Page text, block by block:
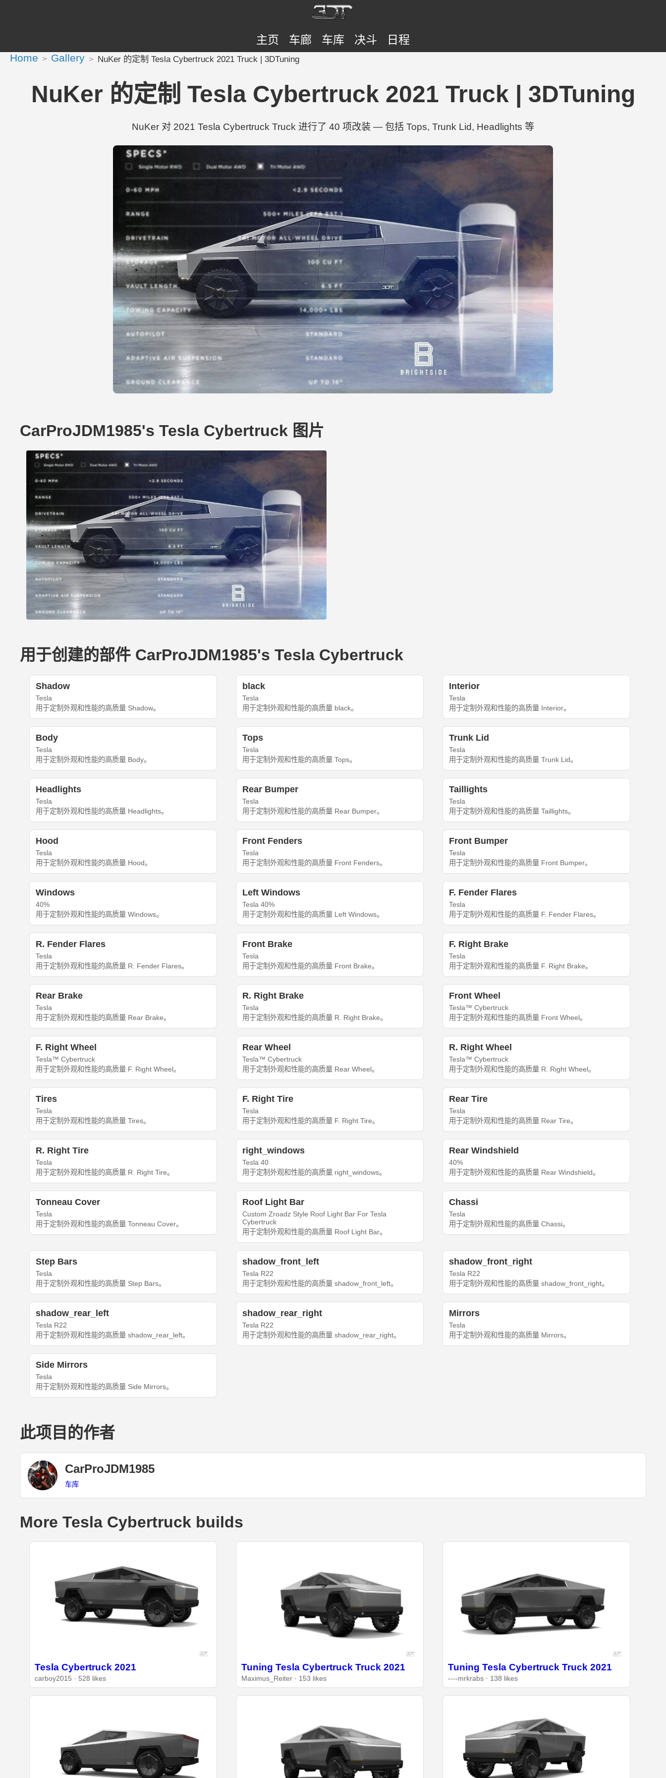
主页 车廊 车库 决斗 日程
Home Gallery NuKer 的定制 Tesla Cybertruck 2021 Truck | 3DTuning
NuKer 的定制 Tesla Cybertruck 2021 Truck | 3DTuning
NuKer 对 2021 Tesla Cybertruck Truck 进行了 40 项改装 — 包括 Tops, Trunk Lid, Headlights 等
CarProJDM1985's Tesla Cybertruck 图片
用于创建的部件 CarProJDM1985's Tesla Cybertruck
Shadow
Tesla
用于定制外观和性能的高质量 Shadow。
black
Tesla
用于定制外观和性能的高质量 black。
Interior
Tesla
用于定制外观和性能的高质量 Interior。
Body
Tesla
用于定制外观和性能的高质量 Body。
Tops
Tesla
用于定制外观和性能的高质量 Tops。
Trunk Lid
Tesla
用于定制外观和性能的高质量 Trunk Lid。
Headlights
Tesla
用于定制外观和性能的高质量 Headlights。
Rear Bumper
Tesla
用于定制外观和性能的高质量 Rear Bumper。
Taillights
Tesla
用于定制外观和性能的高质量 Taillights。
Hood
Tesla
用于定制外观和性能的高质量 Hood。
Front Fenders
Tesla
用于定制外观和性能的高质量 Front Fenders。
Front Bumper
Tesla
用于定制外观和性能的高质量 Front Bumper。
Windows
40%
用于定制外观和性能的高质量 Windows。
Left Windows
Tesla 40%
用于定制外观和性能的高质量 Left Windows。
F. Fender Flares
Tesla
用于定制外观和性能的高质量 F. Fender Flares。
R. Fender Flares
Tesla
用于定制外观和性能的高质量 R. Fender Flares。
Front Brake
Tesla
用于定制外观和性能的高质量 Front Brake。
F. Right Brake
Tesla
用于定制外观和性能的高质量 F. Right Brake。
Rear Brake
Tesla
用于定制外观和性能的高质量 Rear Brake。
R. Right Brake
Tesla
用于定制外观和性能的高质量 R. Right Brake。
Front Wheel
Tesla™ Cybertruck
用于定制外观和性能的高质量 Front Wheel。
F. Right Wheel
Tesla™ Cybertruck
用于定制外观和性能的高质量 F. Right Wheel。
Rear Wheel
Tesla™ Cybertruck
用于定制外观和性能的高质量 Rear Wheel。
R. Right Wheel
Tesla™ Cybertruck
用于定制外观和性能的高质量 R. Right Wheel。
Tires
Tesla
用于定制外观和性能的高质量 Tires。
F. Right Tire
Tesla
用于定制外观和性能的高质量 F. Right Tire。
Rear Tire
Tesla
用于定制外观和性能的高质量 Rear Tire。
R. Right Tire
Tesla
用于定制外观和性能的高质量 R. Right Tire。
right_windows
Tesla 40
用于定制外观和性能的高质量 right_windows。
Rear Windshield
40%
用于定制外观和性能的高质量 Rear Windshield。
Tonneau Cover
Tesla
用于定制外观和性能的高质量 Tonneau Cover。
Roof Light Bar
Custom Zroadz Style Roof Light Bar For Tesla
Cybertruck
用于定制外观和性能的高质量 Roof Light Bar。
Chassi
Tesla
用于定制外观和性能的高质量 Chassi。
Step Bars
Tesla
用于定制外观和性能的高质量 Step Bars。
shadow_front_left
Tesla R22
用于定制外观和性能的高质量 shadow_front_left。
shadow_front_right
Tesla R22
用于定制外观和性能的高质量 shadow_front_right。
shadow_rear_left
Tesla R22
用于定制外观和性能的高质量 shadow_rear_left。
shadow_rear_right
Tesla R22
用于定制外观和性能的高质量 shadow_rear_right。
Mirrors
Tesla
用于定制外观和性能的高质量 Mirrors。
Side Mirrors
Tesla
用于定制外观和性能的高质量 Side Mirrors。
此项目的作者
CarProJDM1985
车库
More Tesla Cybertruck builds
Tesla Cybertruck 2021
carboy2015 · 528 likes
Tuning Tesla Cybertruck Truck 2021
Maximus_Reiter · 153 likes
Tuning Tesla Cybertruck Truck 2021
----mrkrabs · 138 likes